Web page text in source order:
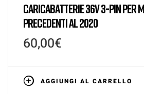
CARICABATTERIE 36V 3-PIN PER
PRECEDENTI AL 2020
60,00€
AGGIUNGI AL CARRELLO